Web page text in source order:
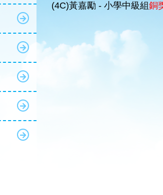
(4C)黃嘉勵 - 小學中級組銅